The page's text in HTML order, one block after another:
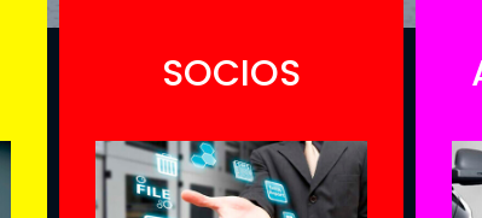
SOCIOS